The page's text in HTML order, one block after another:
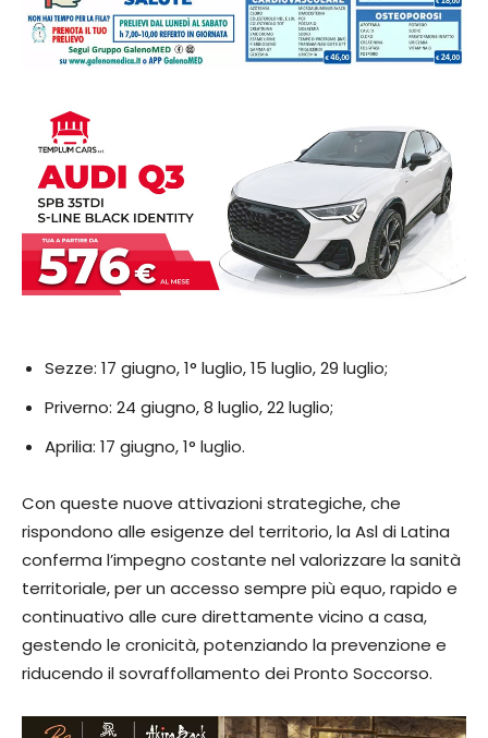
Sezze: 17 giugno, 1° luglio, 15 luglio, 29 luglio;
Priverno: 24 giugno, 8 luglio, 22 luglio;
Aprilia: 17 giugno, 1° luglio.
Con queste nuove attivazioni strategiche, che
rispondono alle esigenze del territorio, la Asl di Latina
conferma l’impegno costante nel valorizzare la sanità
territoriale, per un accesso sempre più equo, rapido e
continuativo alle cure direttamente vicino a casa,
gestendo le cronicità, potenziando la prevenzione e
riducendo il sovraffollamento dei Pronto Soccorso.